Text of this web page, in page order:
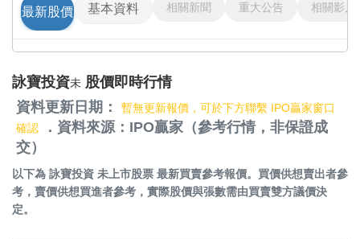
最新股價 基本資料 相關新聞 重大公告 相關影片
詠寶投資未 股價即時行情
資料更新日期：
暫無更新報價，可於下方聯繫 IPO贏家窗口
確認
．資料來源：IPO贏家（參考行情，非保證成
交）
以下為 詠寶投資 未上市股票 最新買賣參考報價。買價供想賣出者參
考，賣價供想買進者參考，實際股價與張數需由買賣雙方議價決
定。